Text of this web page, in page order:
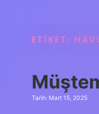
ETIKET:
Tarih: Mart 15, 2025